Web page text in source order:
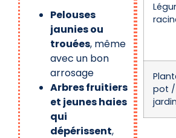
Pelouses
jaunies ou
trouées, même
avec un bon
arrosage
Arbres fruitiers
et jeunes haies
qui
dépérissent,
pot /